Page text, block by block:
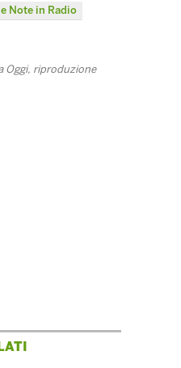
Note in Radio
Oggi, riproduzione